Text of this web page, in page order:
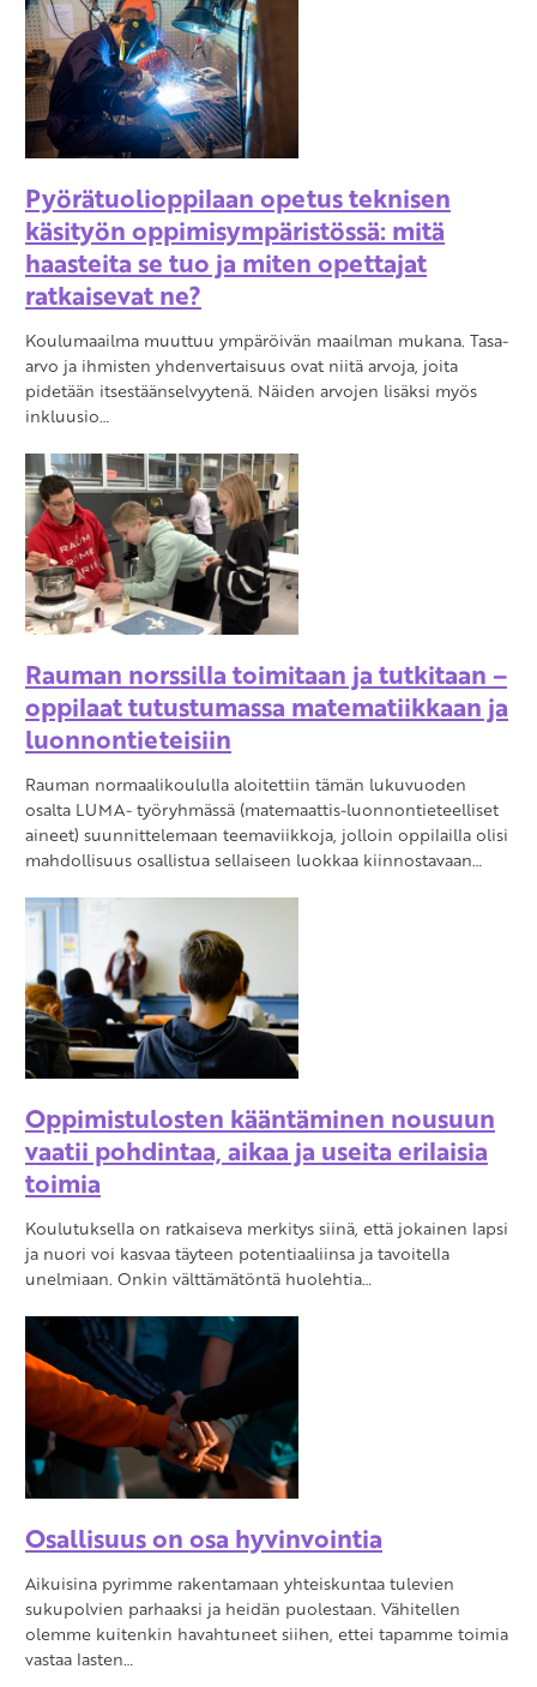
Pyörätuolioppilaan opetus teknisen
käsityön oppimisympäristössä: mitä
haasteita se tuo ja miten opettajat
ratkaisevat ne?
Koulumaailma muuttuu ympäröivän maailman mukana. Tasa-
arvo ja ihmisten yhdenvertaisuus ovat niitä arvoja, joita
pidetään itsestäänselvyytenä. Näiden arvojen lisäksi myös
inkluusio…
Rauman norssilla toimitaan ja tutkitaan –
oppilaat tutustumassa matematiikkaan ja
luonnontieteisiin
Rauman normaalikoululla aloitettiin tämän lukuvuoden
osalta LUMA- työryhmässä (matemaattis-luonnontieteelliset
aineet) suunnittelemaan teemaviikkoja, jolloin oppilailla olisi
mahdollisuus osallistua sellaiseen luokkaa kiinnostavaan…
Oppimistulosten kääntäminen nousuun
vaatii pohdintaa, aikaa ja useita erilaisia
toimia
Koulutuksella on ratkaiseva merkitys siinä, että jokainen lapsi
ja nuori voi kasvaa täyteen potentiaaliinsa ja tavoitella
unelmiaan. Onkin välttämätöntä huolehtia…
Osallisuus on osa hyvinvointia
Aikuisina pyrimme rakentamaan yhteiskuntaa tulevien
sukupolvien parhaaksi ja heidän puolestaan. Vähitellen
olemme kuitenkin havahtuneet siihen, ettei tapamme toimia
vastaa lasten…